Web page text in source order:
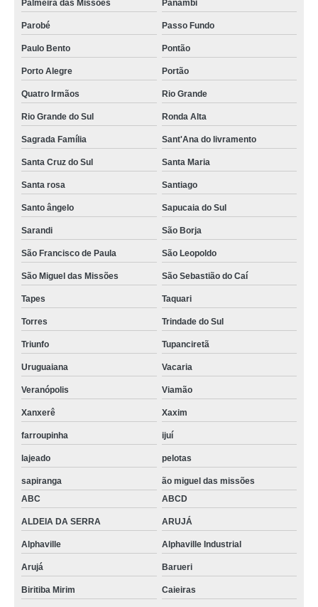
Palmeira das Missões Panambi
Parobé Passo Fundo
Paulo Bento Pontão
Porto Alegre Portão
Quatro Irmãos Rio Grande
Rio Grande do Sul Ronda Alta
Sagrada Família Sant'Ana do livramento
Santa Cruz do Sul Santa Maria
Santa rosa Santiago
Santo ângelo Sapucaia do Sul
Sarandi São Borja
São Francisco de Paula São Leopoldo
São Miguel das Missões São Sebastião do Caí
Tapes Taquari
Torres Trindade do Sul
Triunfo Tupanciretã
Uruguaiana Vacaria
Veranópolis Viamão
Xanxerê Xaxim
farroupinha ijuí
lajeado pelotas
sapiranga
ão miguel das missões
ABC
ABCD
ALDEIA DA SERRA ARUJÁ
Alphaville Alphaville Industrial
Arujá Barueri
Biritiba Mirim Caieiras